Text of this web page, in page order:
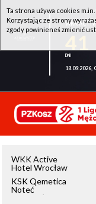
WKK
18.09.2026,
WKK Active
Hotel Wrocław
KSK Qemetica
Noteć
Inowrocław
Ta strona używa cookies
Korzystając ze strony
zgody powinieneś zmienić